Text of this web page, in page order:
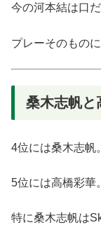
今の河本結は口だ
プレーそのもの
桑木志帆と
4位には桑木志帆。
5位には高橋彩華。
特に桑木志帆は